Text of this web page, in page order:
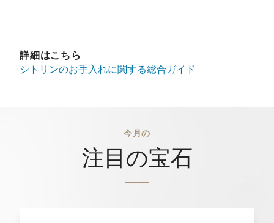
詳細はこちら
シトリンのお手入れに関する総合ガイド
今月の
注目の宝石